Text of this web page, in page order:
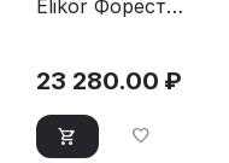
Elikor Форест
23 280.00 ₽